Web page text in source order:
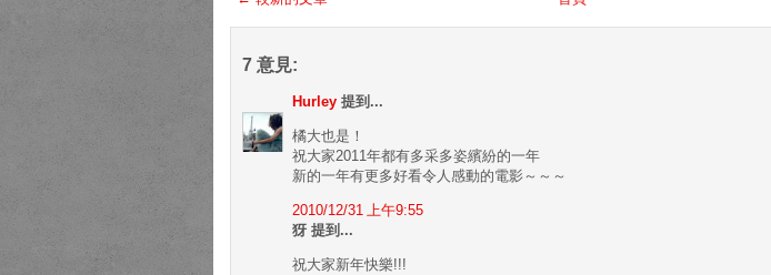
7 意見:
Hurley 提到...
橘大也是！
祝大家2011年都有多采多姿繽紛的一年
新的一年有更多好看令人感動的電影～～～
2010/12/31 上午9:55
犽 提到...
祝大家新年快樂!!!